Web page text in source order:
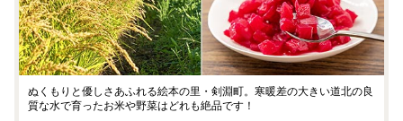
ぬくもりと優しさあふれる絵本の里・剣淵町。寒暖差の大きい道北の良
質な水で育ったお米や野菜はどれも絶品です！